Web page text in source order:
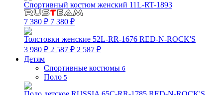
Спортивный костюм женский 11L-RT-1893
7 380 ₽ 7 380 ₽
Толстовки женские 52L-RR-1676 RED-N-ROCK'S
3 980 ₽ 2 587 ₽ 2 587 ₽
Детям
Спортивные костюмы 6
Поло 5